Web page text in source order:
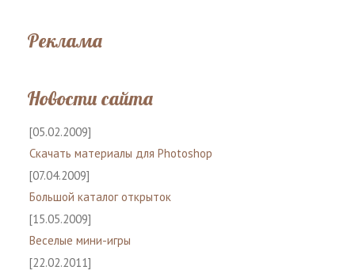
Реклама
Новости сайта
[05.02.2009]
Скачать материалы для Photoshop
[07.04.2009]
Большой каталог открыток
[15.05.2009]
Веселые мини-игры
[22.02.2011]